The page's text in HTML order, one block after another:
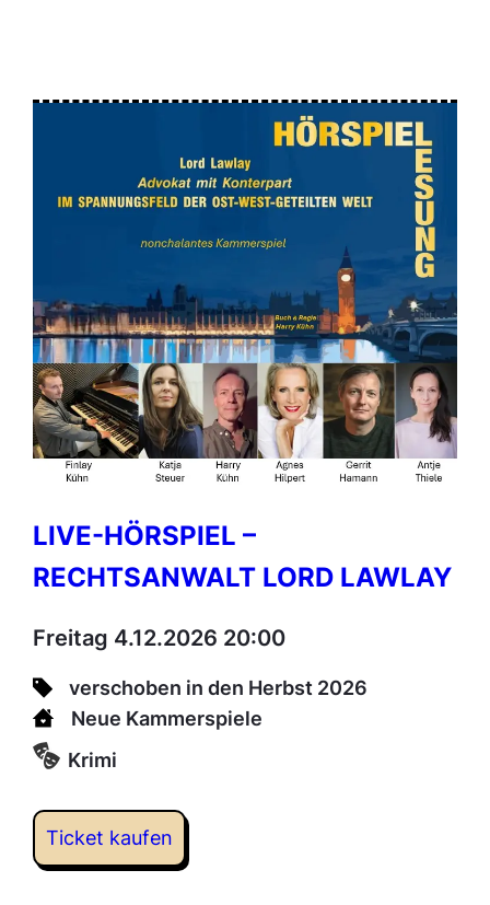
LIVE-HÖRSPIEL –
RECHTSANWALT LORD LAWLAY
Freitag 4.12.2026 20:00
verschoben in den Herbst 2026
Neue Kammerspiele
Krimi
Ticket kaufen